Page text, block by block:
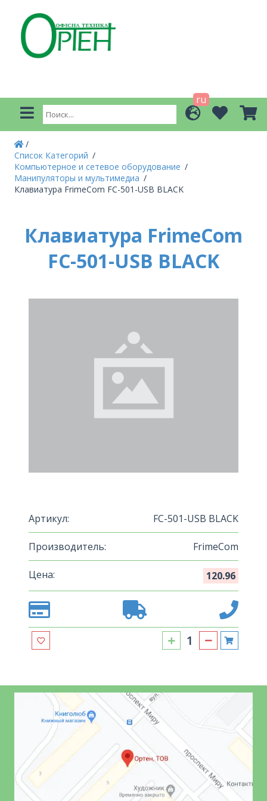
ru
Список Категорий
Компьютерное и сетевое оборудование
Манипуляторы и мультимедиа
Клавиатура FrimeCom FC-501-USB BLACK
Клавиатура FrimeCom
FC-501-USB BLACK
Артикул: FC-501-USB BLACK
Производитель: FrimeCom
Цена: 120.96